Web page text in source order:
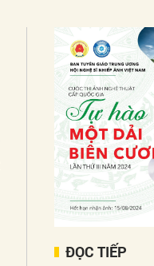
ĐỌC TIẾP
Gửi